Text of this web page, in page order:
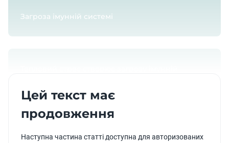
Загроза імунній системі
реагувати на інфекцію, що призводить до
більшої кількості випадків маститу в сухостійний
Цей текст має
продовження
Наступна частина статті доступна для авторизованих